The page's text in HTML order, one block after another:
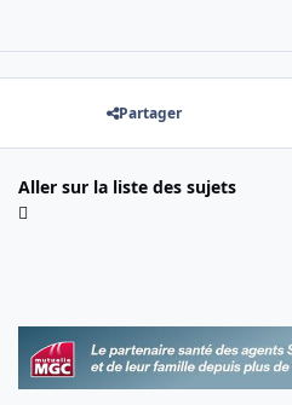
Partager
Aller sur la liste des sujets